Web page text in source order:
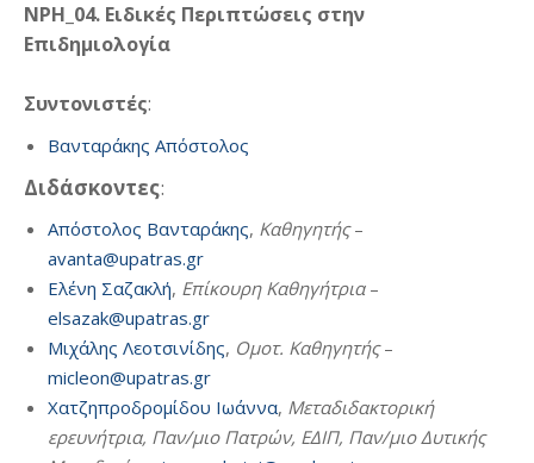
NPH_04. Ειδικές Περιπτώσεις στην
Επιδημιολογία
Συντονιστές:
Βανταράκης Απόστολος
Διδάσκοντες:
Απόστολος Βανταράκης, Καθηγητής–
avanta@upatras.gr
Ελένη Σαζακλή, Επίκουρη Καθηγήτρια–
elsazak@upatras.gr
Μιχάλης Λεοτσινίδης, Ομοτ. Καθηγητής–
micleon@upatras.gr
Χατζηπροδρομίδου Ιωάννα, Μεταδιδακτορική
ερευνήτρια, Παν/μιο Πατρών, ΕΔΙΠ, Παν/μιο Δυτικής